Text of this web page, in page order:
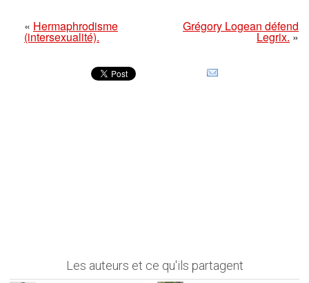
« Hermaphrodisme
(intersexualité).
Grégory Logean défend
Legrix.»
Les auteurs et ce qu'ils partagent